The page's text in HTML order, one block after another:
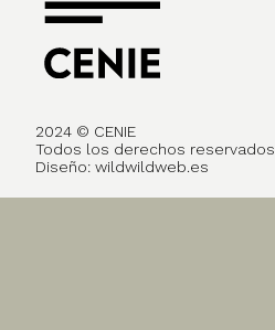
2024 © CENIE
Todos los derechos reservados
Diseño: wildwildweb.es